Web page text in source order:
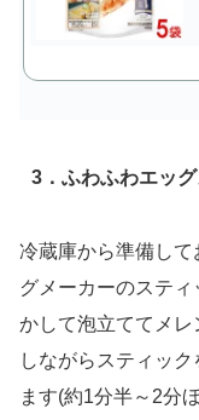
3．ふわふわエッ
冷蔵庫から準備し
グメーカーのステ
かして泡立ててメレ
しながらスティッ
ます(約1分半～2分